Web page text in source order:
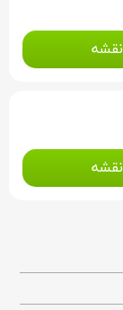
نقشه
نقشه